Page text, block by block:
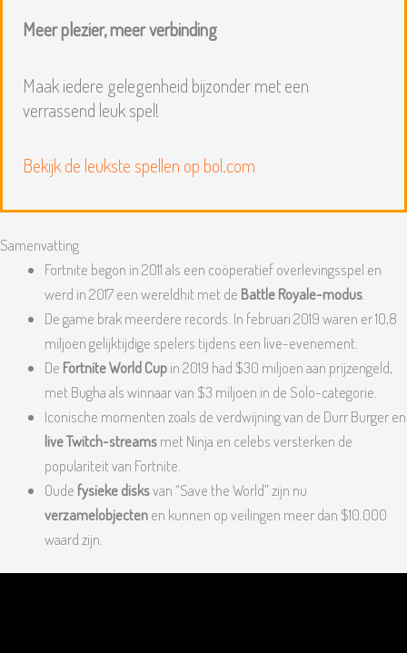
Meer plezier, meer verbinding
Maak iedere gelegenheid bijzonder met een
verrassend leuk spel!
Bekijk de leukste spellen op bol.com
Samenvatting
Fortnite begon in 2011 als een coöperatief overlevingsspel en
werd in 2017 een wereldhit met de Battle Royale-modus
De game brak meerdere records. In februari 2019 waren er 10,8
miljoen gelijktijdige spelers tijdens een live-evenement.
De Fortnite World Cupin 2019 had $30 miljoen aan prijzengeld,
met Bugha als winnaar van $3 miljoen in de Solo-categorie.
Iconische momenten zoals de verdwijning van de Durr Burger en
live Twitch-streamsmet Ninja en celebs versterken de
populariteit van Fortnite.
Oude fysieke disksvan “Save the World” zijn nu
verzamelobjectenen kunnen op veilingen meer dan $10.000
waard zijn.